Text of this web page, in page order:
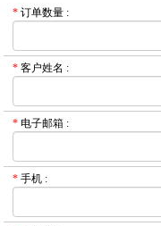
* 订单数量 :
* 客户姓名 :
* 电子邮箱 :
* 手机 :